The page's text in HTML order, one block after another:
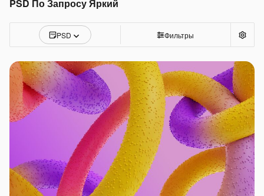
PSD По Запросу Яркий
PSD Фильтры